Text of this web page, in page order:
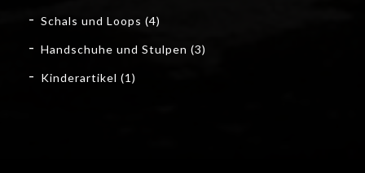
Schals und Loops (4)
Handschuhe und Stulpen (3)
Kinderartikel (1)